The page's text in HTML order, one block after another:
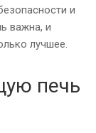
и
важна, и
лучшее.
печь